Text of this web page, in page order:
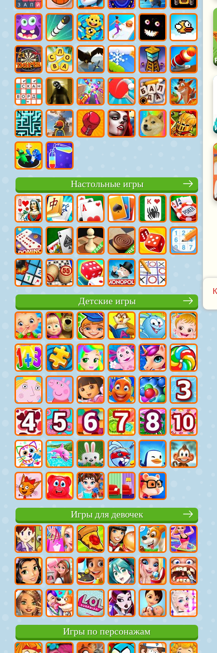
Настольные игры
Детские игры
Игры для девочек
Игры по персонажам